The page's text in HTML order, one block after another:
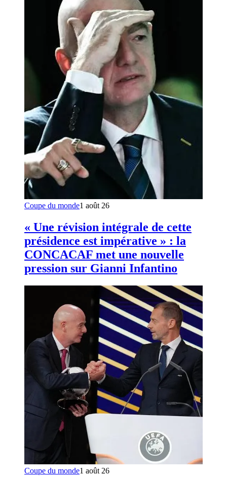
Coupe du monde1 août 26
« Une révision intégrale de cette
présidence est impérative » : la
CONCACAF met une nouvelle
pression sur Gianni Infantino
Coupe du monde1 août 26